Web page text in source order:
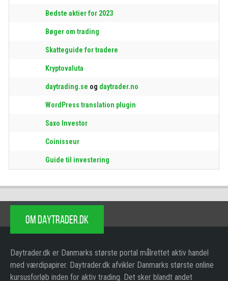
Bedste aktier for 2023
Bøger om trading
Skatteguide for tradere
Kryptovaluta
daytrading.se og daytrader.no
WordPress translation plugin
Saxo Investor
Coinisseur
Guide til investering
OM DAYTRADER.DK
Daytrader.dk er Danmarks største portal målrettet aktiv handel
med værdipapirer. Daytrader.dk afvikler Danmarks største online
kursusforløb inden for aktiv trading. Det sker blandt andet